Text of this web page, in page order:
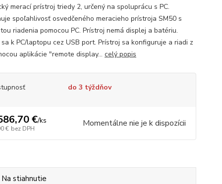
merací prístroj triedy 2, určený na spoluprácu s PC.
spoľahlivosť osvedčeného meracieho prístroja SM50 s
riadenia pomocou PC. Prístroj nemá displej a batériu.
sa k PC/laptopu cez USB port. Prístroj sa konfiguruje a riadi z
aplikácie "remote display... celý popis
do 3 týždňov
€/ks
€ bez DPH Momentálne nie je k dispozícii
Na stiahnutie